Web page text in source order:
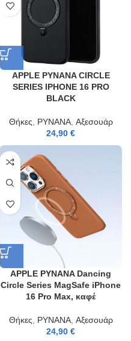
APPLE PYNANA CIRCLE
SERIES IPHONE 16 PRO
BLACK
Θήκες PYNANA, Αξεσουάρ
24,90 €
APPLE PYNANA Dancing
Circle Series MagSafe iPhone
16 Pro Max, καφέ
Θήκες PYNANA, Αξεσουάρ
24,90 €